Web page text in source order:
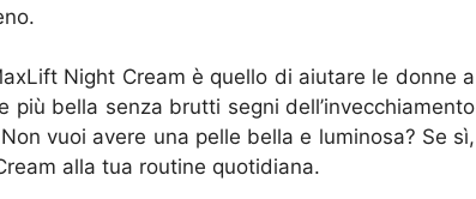
Night Cream è quello di aiutare le donne a
bella senza brutti segni dell’invecchiamento
vuoi avere una pelle bella e luminosa? Se sì,
alla tua routine quotidiana.